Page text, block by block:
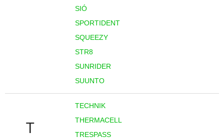
SIÓ
SPORTIDENT
SQUEEZY
STR8
SUNRIDER
SUUNTO
T
TECHNIK
THERMACELL
TRESPASS